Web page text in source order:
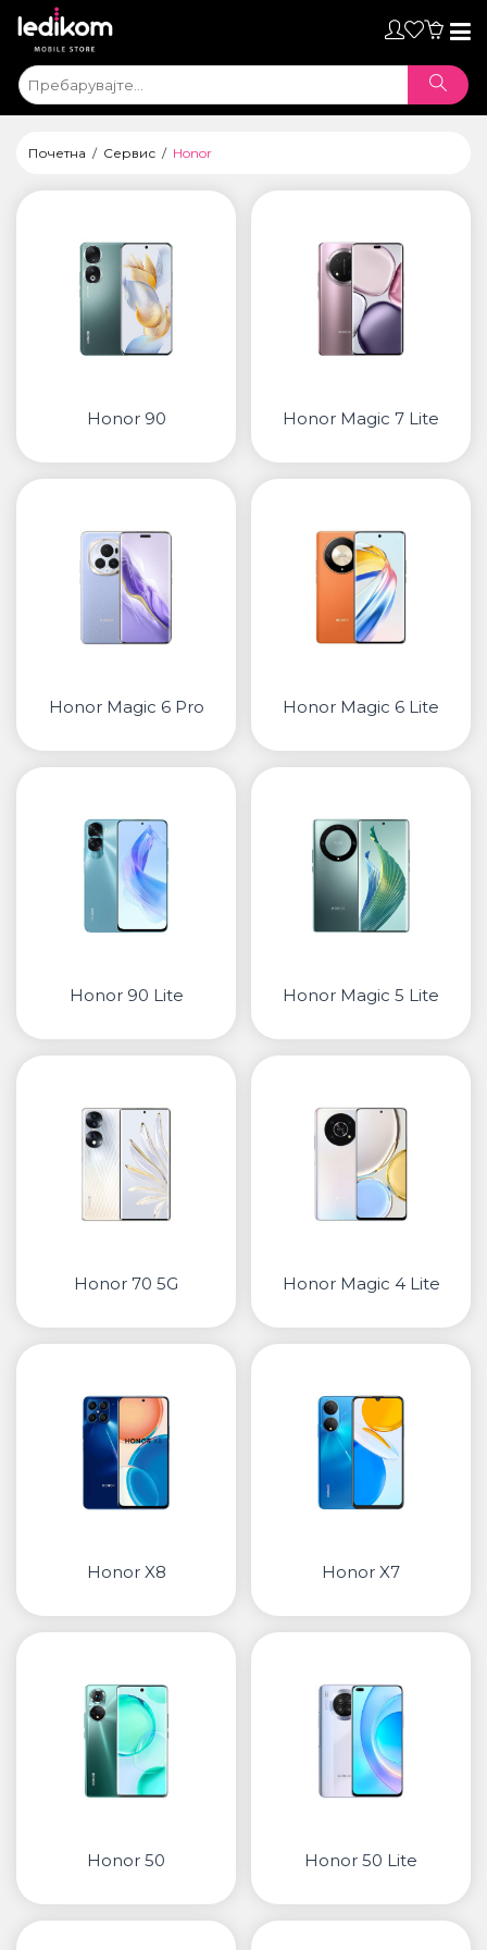
Почетна Сервис Honor
Honor 90 Honor Magic 7 Lite
Honor Magic 6 Pro Honor Magic 6 Lite
Honor 90 Lite Honor Magic 5 Lite
Honor 70 5G Honor Magic 4 Lite
Honor X8 Honor X7
Honor 50 Honor 50 Lite
ТАБЛЕТИ
• iPad
• Samsung
ПАМЕТНИ ЧАСОВНИЦИ
• Apple watch
• Останато
PLAYSTATION
ПАМЕТНИ УРЕДИ ЗА БЕЗБЕДНОСТ
ПРОЕКТОРИ